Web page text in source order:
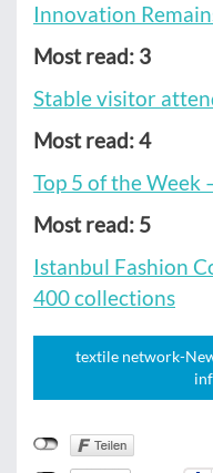
Innovation
Most read: 3
Stable visitor
Most read: 4
Top 5 of the Week
Most read: 5
Istanbul Fashion
400 collections
textile network-